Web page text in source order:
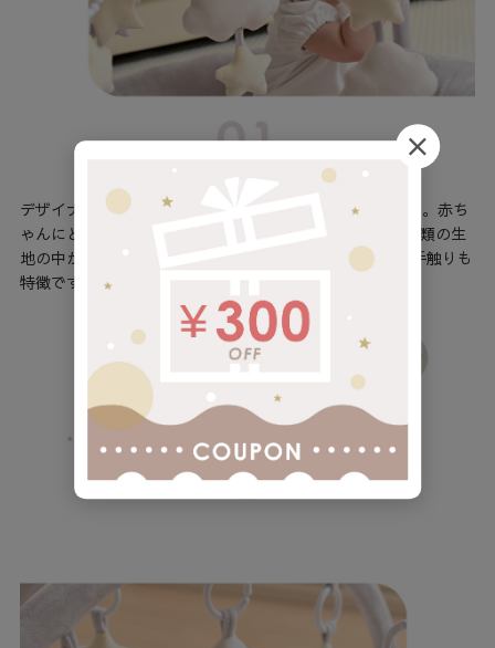
デザイナーがこだわってチョイスした生地や色がポイント。赤ち
ゃんにとってもママにとっても"うれしい"ものを約数百種類の生
地の中から選んでいます。 全体的にふんわりと柔らかい手触りも
特徴です。